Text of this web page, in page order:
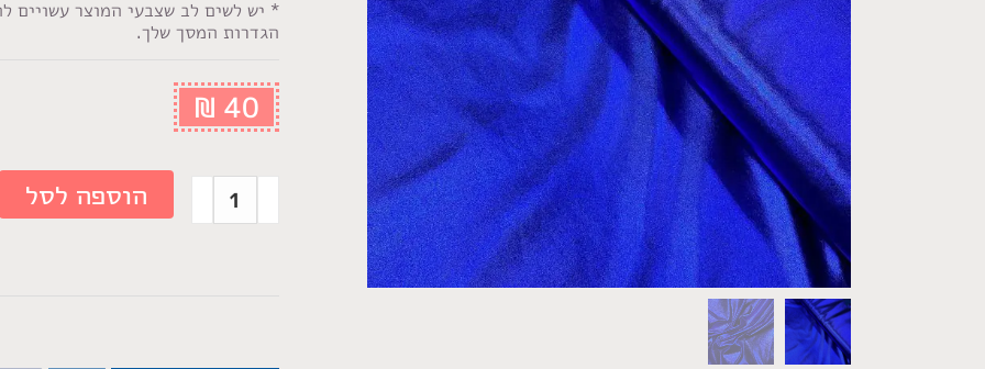
* יש לשים לב שצבעי המוצר עשויים
הגדרות המסך שלך.
₪ 40
כמות
בד
למה
לייקרה
חלק
הוספה לסל